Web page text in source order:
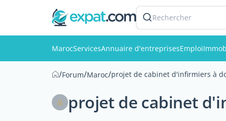
Rechercher
MarocServicesAnnuaire d'entreprisesEmploi
/Forum/Maroc/projet de cabinet d'infirmiers à
projet de cabinet